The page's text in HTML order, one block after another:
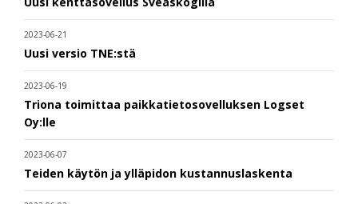
2023-06-21
Uusi versio TNE:stä
2023-06-19
Triona toimittaa paikkatietosovelluksen Logset
Oy:lle
2023-06-07
Teiden käytön ja ylläpidon kustannuslaskenta